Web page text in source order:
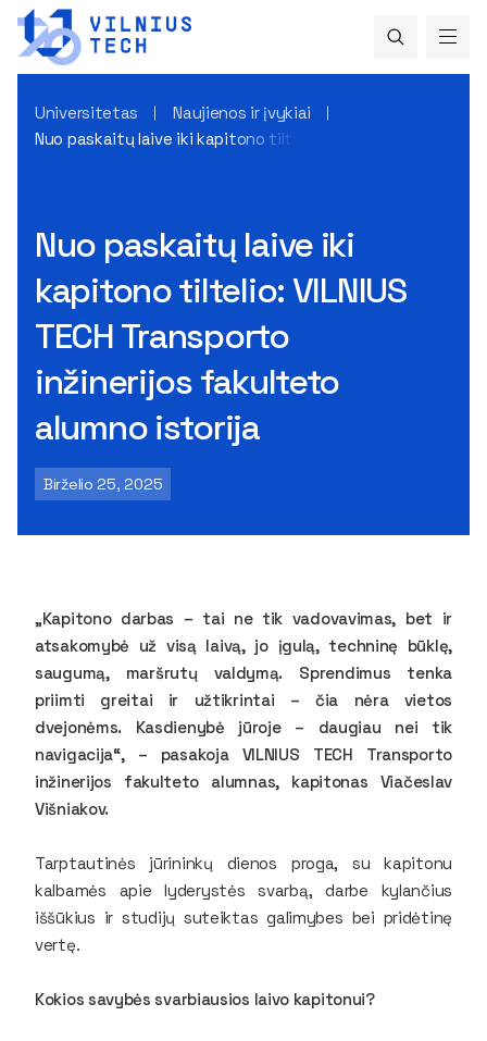
Universitetas
Naujienos ir įvykiai
Nuo paskaitų laive iki kapitono tiltelio: VILNIUS TECH
Nuo paskaitų laive iki
kapitono tiltelio: VILNIUS
TECH Transporto
inžinerijos fakulteto
alumno istorija
Birželio 25, 2025
„Kapitono darbas – tai ne tik vadovavimas, bet ir
atsakomybė už visą laivą, jo įgulą, techninę būklę,
saugumą, maršrutų valdymą. Sprendimus tenka
priimti greitai ir užtikrintai – čia nėra vietos
dvejonėms. Kasdienybė jūroje – daugiau nei tik
navigacija“, – pasakoja VILNIUS TECH Transporto
inžinerijos fakulteto alumnas, kapitonas Viačeslav
Višniakov.
Tarptautinės jūrininkų dienos proga, su kapitonu
kalbamės apie lyderystės svarbą, darbe kylančius
iššūkius ir studijų suteiktas galimybes bei pridėtinę
vertę.
Kokios savybės svarbiausios laivo kapitonui?